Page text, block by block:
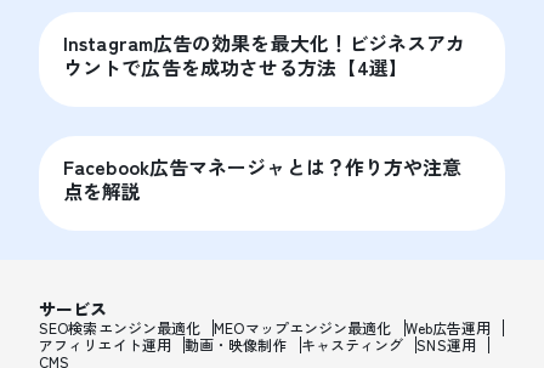
Instagram広告の効果を最大化！ビジネスアカ
ウントで広告を成功させる方法【4選】
Facebook広告マネージャとは？作り方や注意
点を解説
サービス
SEO検索エンジン最適化 MEOマップエンジン最適化
Web広告運用
アフィリエイト運用
動画・映像制作 キャスティング
SNS運用
CMS